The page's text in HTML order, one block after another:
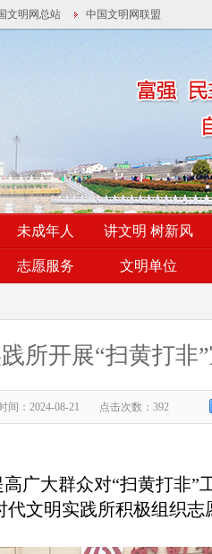
文明网总站 中国文明网联盟
未成年人 讲文明 树新风
志愿服务 文明单位
所开展“扫黄打非
间：2024-08-21 点击次数：392
广大群众对“扫黄打非”
文明实践所积极组织